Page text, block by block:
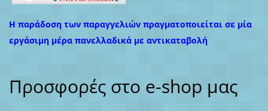
Η παράδοση των παραγγελιών πραγματοποιείται σε μία
εργάσιμη μέρα πανελλαδικά με αντικαταβολή
Προσφορές στο e-shop μας